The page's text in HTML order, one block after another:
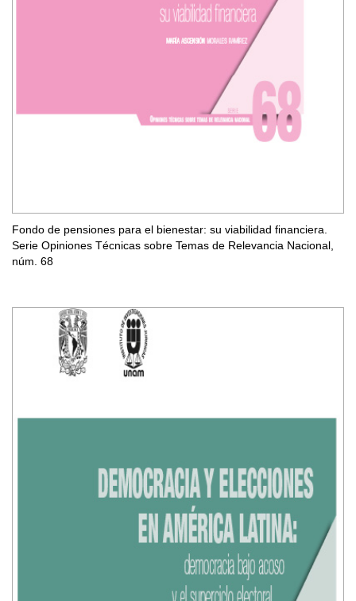
Fondo de pensiones para el bienestar: su viabilidad financiera.
Serie Opiniones Técnicas sobre Temas de Relevancia Nacional,
núm. 68